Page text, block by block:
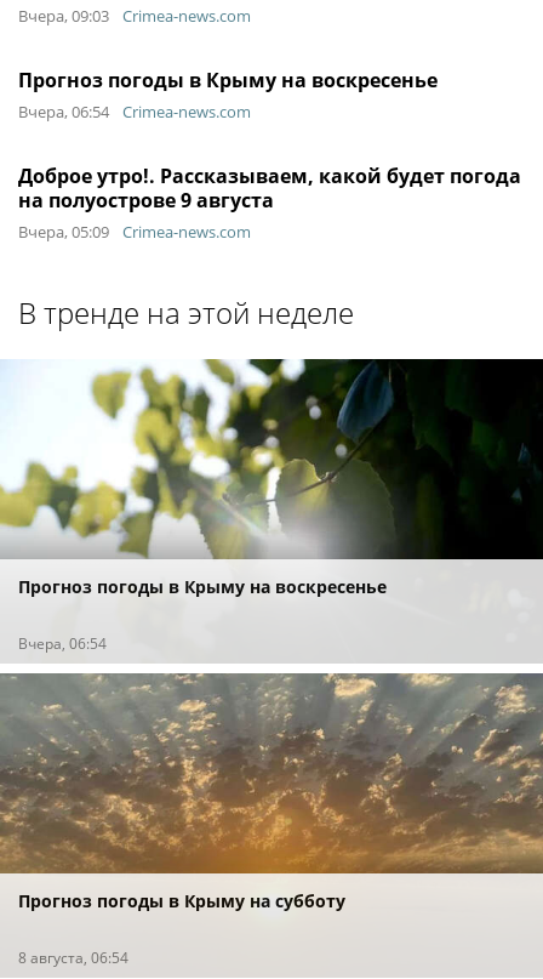
Вчера, 09:03 Crimea-news.com
Прогноз погоды в Крыму на воскресенье
Вчера, 06:54 Crimea-news.com
Доброе утро!. Рассказываем, какой будет погода
на полуострове 9 августа
Вчера, 05:09 Crimea-news.com
В тренде на этой неделе
Прогноз погоды в Крыму на воскресенье
Вчера, 06:54
Прогноз погоды в Крыму на субботу
8 августа, 06:54